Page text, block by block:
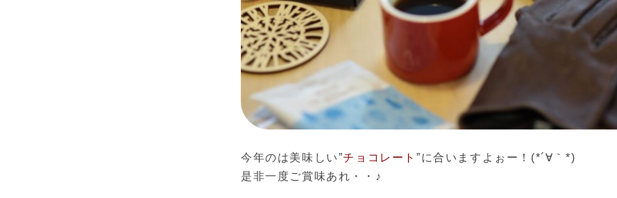
今年のは美味しい”チョコレート”に合いますよぉー！(*´∀｀*)
是非一度ご賞味あれ・・♪